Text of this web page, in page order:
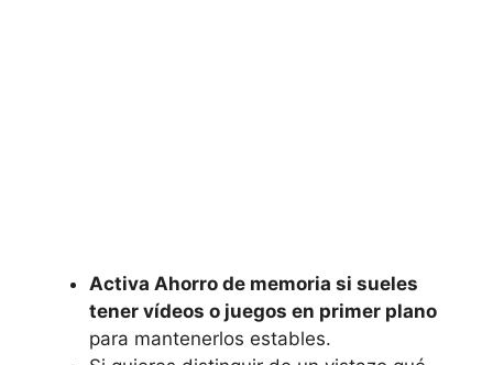
Activa Ahorro de memoria si sueles
tener vídeos o juegos en primer plano
para mantenerlos estables.